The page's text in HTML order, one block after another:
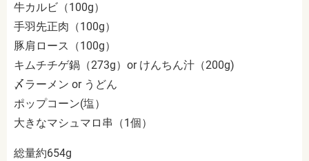
牛カルビ（100g）
手羽先正肉（100g）
豚肩ロース（100g）
キムチチゲ鍋（273g）or けんちん汁（200g)
〆ラーメン or うどん
ポップコーン(塩）
大きなマシュマロ串（1個）
総量約654g